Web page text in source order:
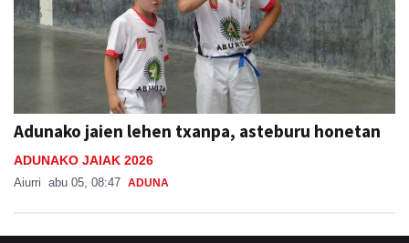
Adunako jaien lehen txanpa, asteburu honetan
ADUNAKO JAIAK 2026
Aiurri abu 05, 08:47 ADUNA